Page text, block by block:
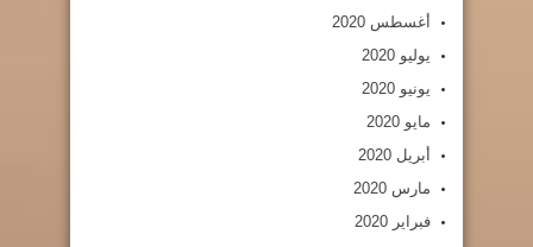
أغسطس 2020
يوليو 2020
يونيو 2020
مايو 2020
أبريل 2020
مارس 2020
فبراير 2020